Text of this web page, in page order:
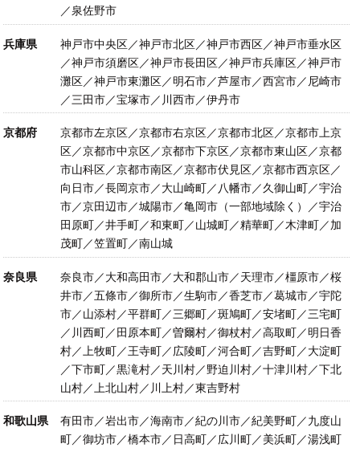
／泉佐野市
兵庫県
神戸市中央区／神戸市北区／神戸市西区／神戸市垂水区
／神戸市須磨区／神戸市長田区／神戸市兵庫区／神戸市
灘区／神戸市東灘区／明石市／芦屋市／西宮市／尼崎市
／三田市／宝塚市／川西市／伊丹市
京都府
京都市左京区／京都市右京区／京都市北区／京都市上京
区／京都市中京区／京都市下京区／京都市東山区／京都
市山科区／京都市南区／京都市伏見区／京都市西京区／
向日市／長岡京市／大山崎町／八幡市／久御山町／宇治
市／京田辺市／城陽市／亀岡市（一部地域除く）／宇治
田原町／井手町／和東町／山城町／精華町／木津町／加
茂町／笠置町／南山城
奈良県
奈良市／大和高田市／大和郡山市／天理市／橿原市／桜
井市／五條市／御所市／生駒市／香芝市／葛城市／宇陀
市／山添村／平群町／三郷町／斑鳩町／安堵町／三宅町
／川西町／田原本町／曽爾村／御杖村／高取町／明日香
村／上牧町／王寺町／広陵町／河合町／吉野町／大淀町
／下市町／黒滝村／天川村／野迫川村／十津川村／下北
山村／上北山村／川上村／東吉野村
和歌山県
有田市／岩出市／海南市／紀の川市／紀美野町／九度山
町／御坊市／橋本市／日高町／広川町／美浜町／湯浅町